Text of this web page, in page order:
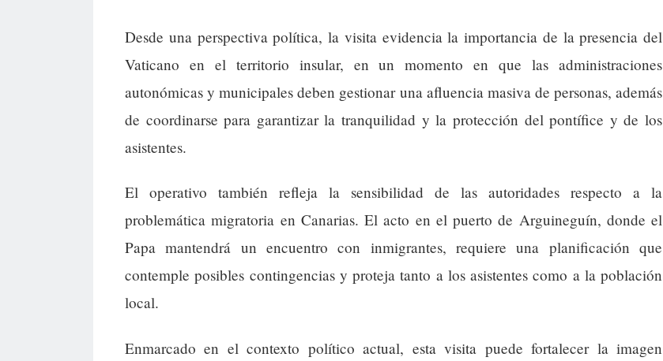
Desde una perspectiva política, la visita evidencia la importancia de la presencia del
Vaticano en el territorio insular, en un momento en que las administraciones
autonómicas y municipales deben gestionar una afluencia masiva de personas, además
de coordinarse para garantizar la tranquilidad y la protección del pontífice y de los
asistentes.
El operativo también refleja la sensibilidad de las autoridades respecto a la
problemática migratoria en Canarias. El acto en el puerto de Arguineguín, donde el
Papa mantendrá un encuentro con inmigrantes, requiere una planificación que
contemple posibles contingencias y proteja tanto a los asistentes como a la población
local.
Enmarcado en el contexto político actual, esta visita puede fortalecer la imagen